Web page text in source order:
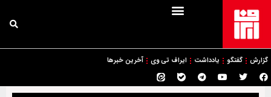
گزارش گفتگو یادداشت ایراف تی وی آخرین خبرها